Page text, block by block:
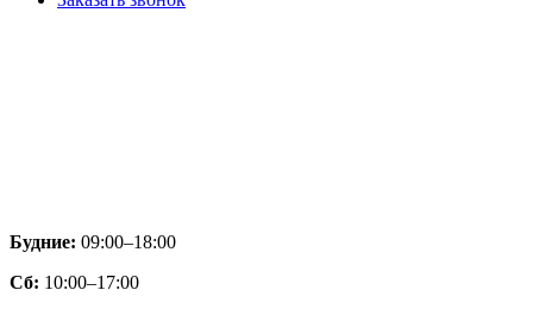
Будние: 09:00–18:00
Сб: 10:00–17:00